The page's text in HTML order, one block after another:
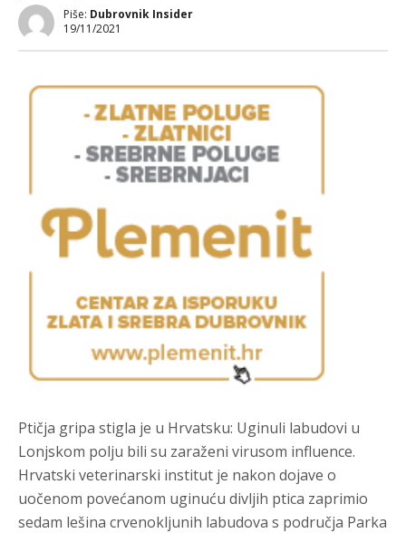
Piše: Dubrovnik Insider
19/11/2021
Ptičja gripa stigla je u Hrvatsku: Uginuli labudovi u
Lonjskom polju bili su zaraženi virusom influence.
Hrvatski veterinarski institut je nakon dojave o
uočenom povećanom uginuću divljih ptica zaprimio
sedam lešina crvenokljunih labudova s područja Parka